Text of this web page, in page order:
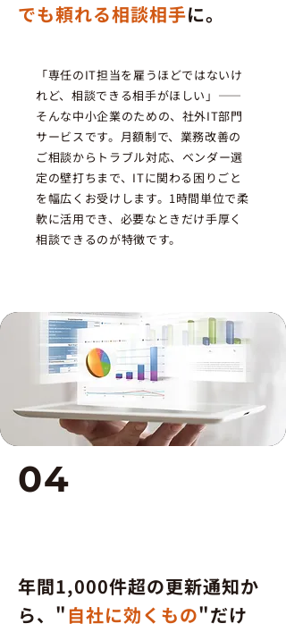
でも頼れる相談相手に。
「専任のIT担当を雇うほどではないけ
れど、相談できる相手がほしい」——
そんな中小企業のための、社外IT部門
サービスです。月額制で、業務改善の
ご相談からトラブル対応、ベンダー選
定の壁打ちまで、ITに関わる困りごと
を幅広くお受けします。1時間単位で柔
軟に活用でき、必要なときだけ手厚く
相談できるのが特徴です。
04
年間1,000件超の更新通知か
ら、"自社に効くもの"だけ